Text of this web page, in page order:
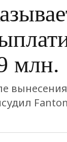
млн.
вынесения